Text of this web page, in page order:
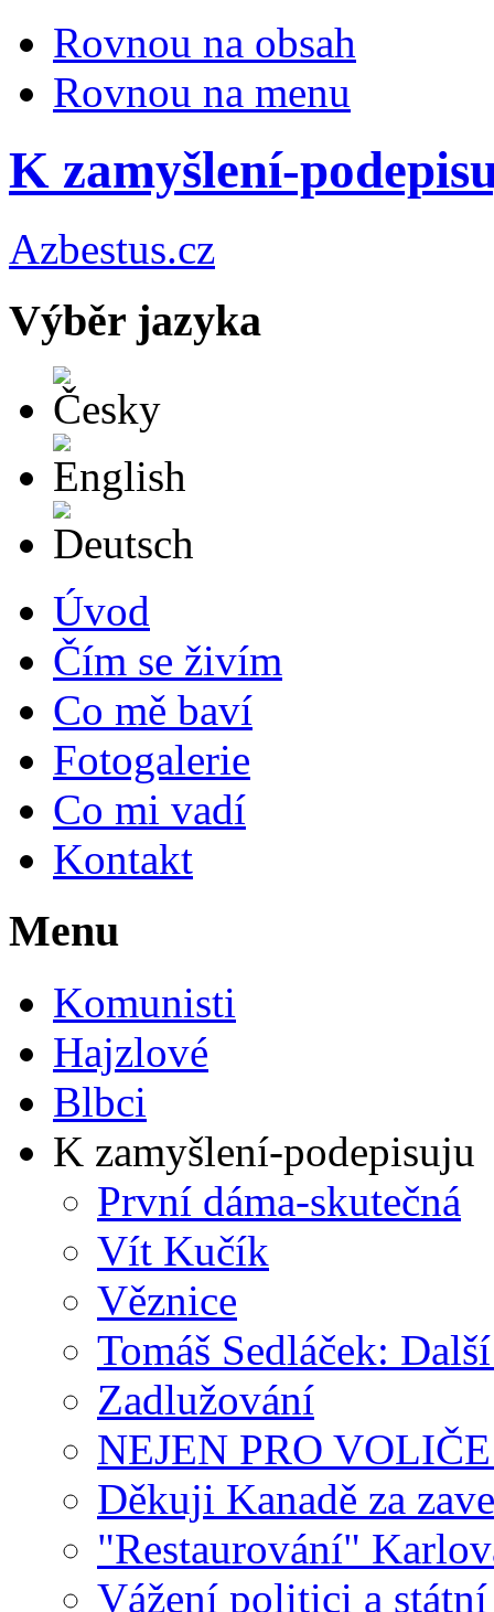
Rovnou na obsah
Rovnou na menu
K zamyšlení-
Azbestus.cz
Výběr jazyka
Úvod
Čím se živím
Co mě baví
Fotogalerie
Co mi vadí
Kontakt
Menu
Komunisti
Hajzlové
Blbci
K zamyšlení-podepisuju
První dáma-skutečná
Vít Kučík
Věznice
Tomáš Sedláček:
Zadlužování
NEJEN PRO
Děkuji Kanadě za
"Restaurování"
Vážení politici a